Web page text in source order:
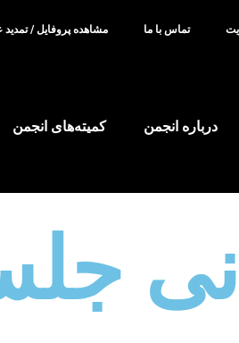
تماس با ما مشاهده پروفایل /
درباره انجمن کمیته‌های انجمن